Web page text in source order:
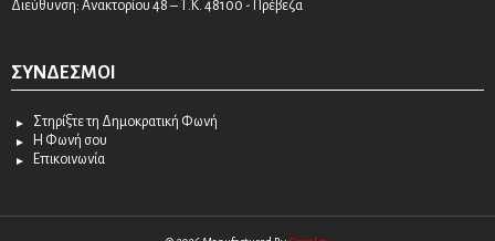
Διεύθυνση: Ανακτορίου 48 – Τ.Κ. 48100 - Πρέβεζα
ΣΎΝΔΕΣΜΟΙ
Στηρίξτε τη Δημοκρατική Φωνή
Η Φωνή σου
Επικοινωνία